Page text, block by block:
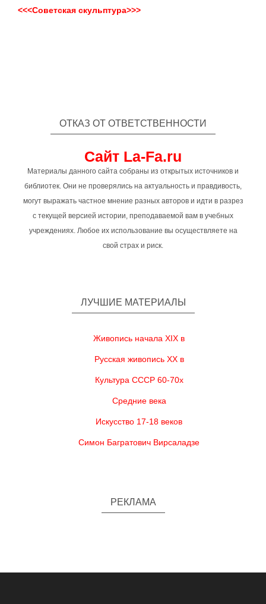
<<<Советская скульптура>>>
ОТКАЗ ОТ ОТВЕТСТВЕННОСТИ
Сайт La-Fa.ru
Материалы данного сайта собраны из открытых источников и
библиотек. Они не проверялись на актуальность и правдивость,
могут выражать частное мнение разных авторов и идти в разрез
с текущей версией истории, преподаваемой вам в учебных
учреждениях. Любое их использование вы осуществляете на
свой страх и риск.
ЛУЧШИЕ МАТЕРИАЛЫ
Живопись начала XIX в
Русская живопись XX в
Культура СССР 60-70х
Средние века
Искусство 17-18 веков
Симон Багратович Вирсаладзе
РЕКЛАМА